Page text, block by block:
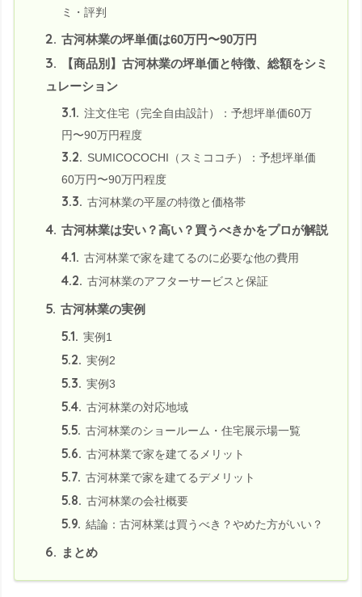
ミ・評判
2. 古河林業の坪単価は60万円〜90万円
3.
【商品別】古河林業の坪単価と特徴、総額をシミ
ュレーション
3.1. 注文住宅（完全自由設計）：予想坪単価60万
円〜90万円程度
3.2. SUMICOCOCHI（スミココチ）：予想坪単価
60万円〜90万円程度
3.3. 古河林業の平屋の特徴と価格帯
4. 古河林業は安い？高い？買うべきかをプロが解説
4.1. 古河林業で家を建てるのに必要な他の費用
4.2. 古河林業のアフターサービスと保証
5. 古河林業の実例
5.1. 実例1
5.2. 実例2
5.3. 実例3
5.4. 古河林業の対応地域
5.5. 古河林業のショールーム・住宅展示場一覧
5.6. 古河林業で家を建てるメリット
5.7. 古河林業で家を建てるデメリット
5.8. 古河林業の会社概要
5.9. 結論：古河林業は買うべき？やめた方がいい？
6. まとめ